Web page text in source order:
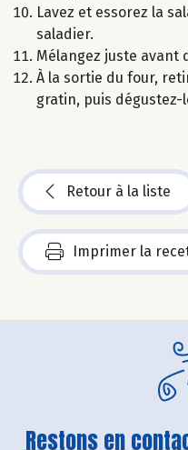
Lavez et essorez la
saladier.
Mélangez juste avant
À la sortie du four,
gratin, puis dégustez-
Retour à la liste
Imprimer la
Restons en